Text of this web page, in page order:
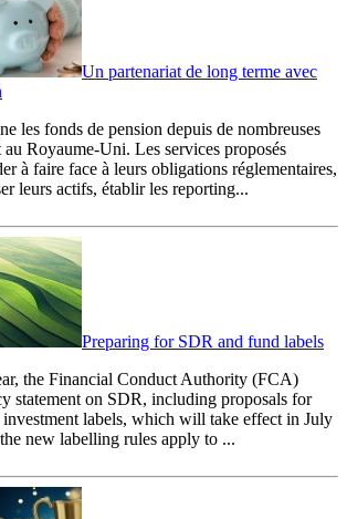
Un partenariat de long terme avec
les fonds de pension depuis de nombreuses
au Royaume-Uni. Les services proposés
à faire face à leurs obligations réglementaires,
leurs actifs, établir les reporting...
Preparing for SDR and fund labels
the Financial Conduct Authority (FCA)
statement on SDR, including proposals for
labels, which will take effect in July
new labelling rules apply to ...